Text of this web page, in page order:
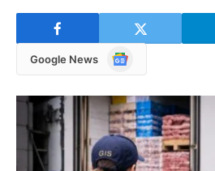
Google News
Google